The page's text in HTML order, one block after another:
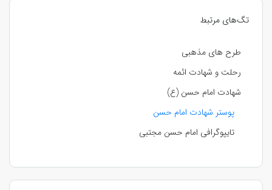
تگ‌های مرتبط
طرح های مذهبی
رحلت و شهادت ائمه
شهادت امام حسن (ع)
پوستر شهادت امام حسن
تایپوگرافی امام حسن مجتبی